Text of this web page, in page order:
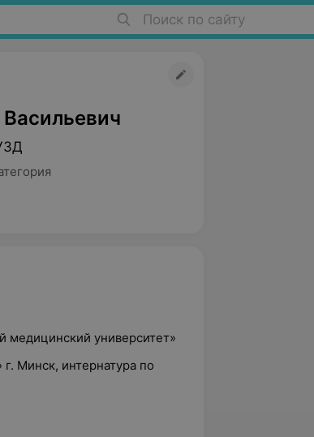
Поиск по сайту
медицинский университет»
Минск, интернатура по